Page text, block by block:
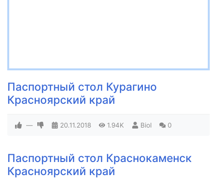
Паспортный стол Курагино
Красноярский край
— 20.11.2018 1.94K Biol 0
Паспортный стол Краснокаменск
Красноярский край